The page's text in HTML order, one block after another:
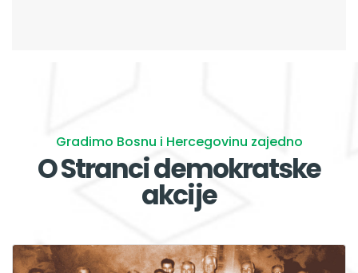
Gradimo Bosnu i Hercegovinu zajedno
O Stranci demokratske
akcije